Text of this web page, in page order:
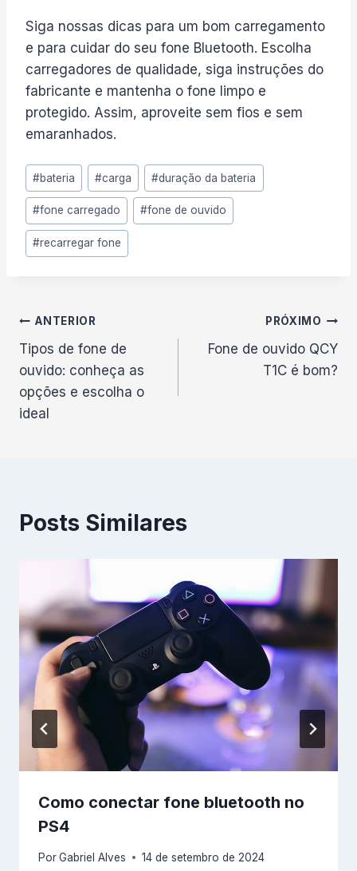
Siga nossas dicas para um bom carregamento
e para cuidar do seu fone Bluetooth. Escolha
carregadores de qualidade, siga instruções do
fabricante e mantenha o fone limpo e
protegido. Assim, aproveite sem fios e sem
emaranhados.
Tags
do
Post:
#bateria #carga #duração da bateria
#fone carregado #fone de ouvido
#recarregar fone
Navegação
de
Post
ANTERIOR
Tipos de fone de
ouvido: conheça as
opções e escolha o
ideal
PRÓXIMO
Fone de ouvido QCY
T1C é bom?
Posts Similares
Como conectar fone bluetooth no
PS4
PorGabriel Alves 14 de setembro de 2024